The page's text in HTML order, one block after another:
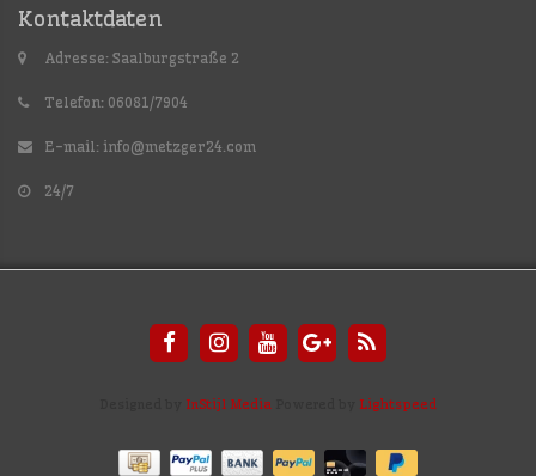
Kontaktdaten
Adresse: Saalburgstraße 2
Telefon: 06081/7904
E-mail: info@metzger24.com
24/7
InStijl Media Lightspeed